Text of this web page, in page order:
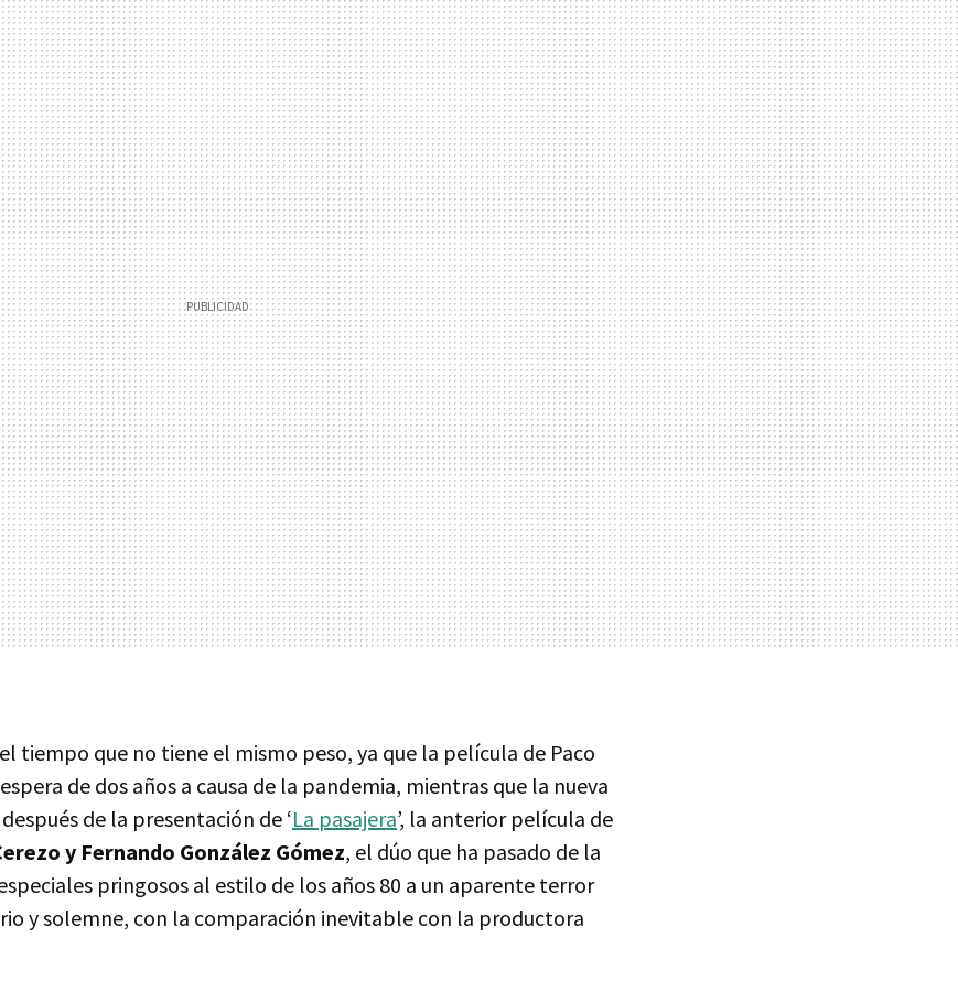
tiempo que no tiene el mismo peso, ya que la película de Paco
de dos años a causa de la pandemia, mientras que la nueva
de la presentación de ‘La pasajera’, la anterior película de
y Fernando González Gómez, el dúo que ha pasado de la
pringosos al estilo de los años 80 a un aparente terror
y solemne, con la comparación inevitable con la productora